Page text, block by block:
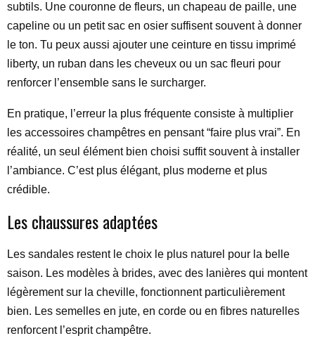
subtils. Une couronne de fleurs, un chapeau de paille, une
capeline ou un petit sac en osier suffisent souvent à donner
le ton. Tu peux aussi ajouter une ceinture en tissu imprimé
liberty, un ruban dans les cheveux ou un sac fleuri pour
renforcer l’ensemble sans le surcharger.
En pratique, l’erreur la plus fréquente consiste à multiplier
les accessoires champêtres en pensant “faire plus vrai”. En
réalité, un seul élément bien choisi suffit souvent à installer
l’ambiance. C’est plus élégant, plus moderne et plus
crédible.
Les chaussures adaptées
Les sandales restent le choix le plus naturel pour la belle
saison. Les modèles à brides, avec des lanières qui montent
légèrement sur la cheville, fonctionnent particulièrement
bien. Les semelles en jute, en corde ou en fibres naturelles
renforcent l’esprit champêtre.